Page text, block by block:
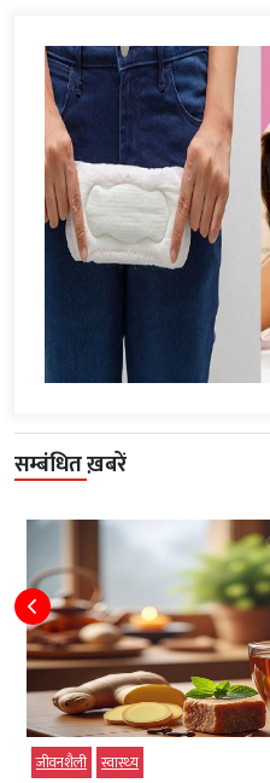
सम्बंधित ख़बरें
जीवनशैली स्‍वास्‍थ्‍य